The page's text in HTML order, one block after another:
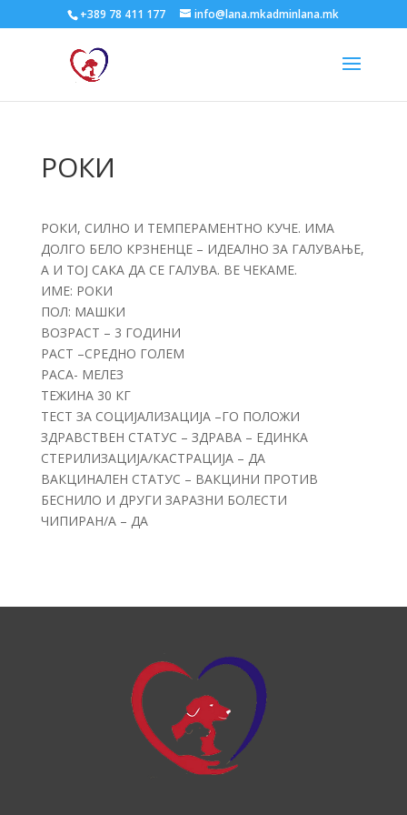
+389 78 411 177 info@lana.mkadminlana.mk
РОКИ
РОКИ, СИЛНО И ТЕМПЕРАМЕНТНО КУЧЕ. ИМА
ДОЛГО БЕЛО КРЗНЕНЦЕ – ИДЕАЛНО ЗА ГАЛУВАЊЕ,
А И ТОЈ САКА ДА СЕ ГАЛУВА. ВЕ ЧЕКАМЕ.
ИМЕ: РОКИ
ПОЛ: МАШКИ
ВОЗРАСТ – 3 ГОДИНИ
РАСТ –СРЕДНО ГОЛЕМ
РАСА- МЕЛЕЗ
ТЕЖИНА 30 КГ
ТЕСТ ЗА СОЦИЈАЛИЗАЦИЈА –ГО ПОЛОЖИ
ЗДРАВСТВЕН СТАТУС – ЗДРАВА – ЕДИНКА
СТЕРИЛИЗАЦИЈА/КАСТРАЦИЈА – ДА
ВАКЦИНАЛЕН СТАТУС – ВАКЦИНИ ПРОТИВ
БЕСНИЛО И ДРУГИ ЗАРАЗНИ БОЛЕСТИ
ЧИПИРАН/А – ДА